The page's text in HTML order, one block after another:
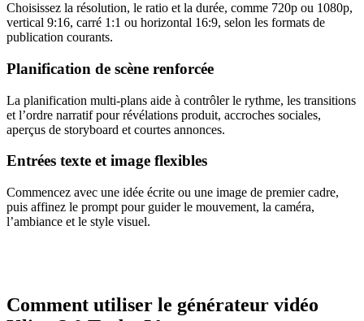
Choisissez la résolution, le ratio et la durée, comme 720p ou 1080p,
vertical 9:16, carré 1:1 ou horizontal 16:9, selon les formats de
publication courants.
Planification de scène renforcée
La planification multi-plans aide à contrôler le rythme, les transitions
et l’ordre narratif pour révélations produit, accroches sociales,
aperçus de storyboard et courtes annonces.
Entrées texte et image flexibles
Commencez avec une idée écrite ou une image de premier cadre,
puis affinez le prompt pour guider le mouvement, la caméra,
l’ambiance et le style visuel.
Comment utiliser le générateur vidéo